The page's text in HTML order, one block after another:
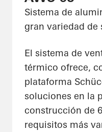
Sistema de
gran variedad de
El sistema de
térmico ofrece,
plataforma
soluciones en la
construcción de
requisitos más